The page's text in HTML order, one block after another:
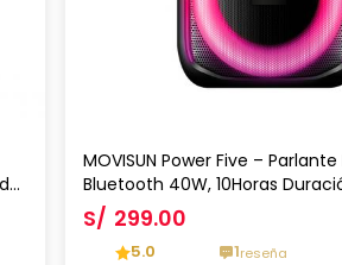
MOVISUN Power Five –
Bluetooth 40W, 10Horas
Incluido, Luces LED, Control
USB TF AUX Y Modo FM
S/ 299.00
5.0 1reseña